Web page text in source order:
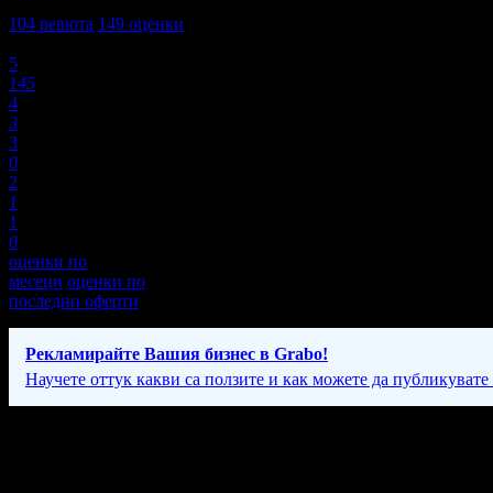
104 ревюта 149 оценки
5
145
4
3
3
0
2
1
1
0
оценки по
месеци оценки по
последни оферти
Рекламирайте Вашия бизнес в Grabo!
Научете оттук какви са ползите и как можете да публикувате